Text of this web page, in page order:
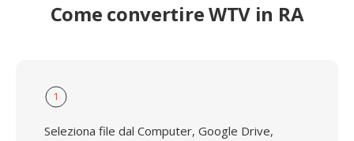
Come convertire WTV in RA
1
Seleziona file dal Computer, Google Drive,